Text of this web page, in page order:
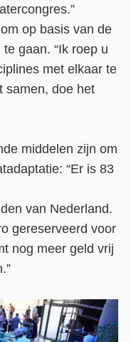
”
op basis van de
gaan. “Ik roep u
met elkaar te
samen, doe het
middelen zijn om
“Er is 83
van Nederland.
gereserveerd voor
nog meer geld vrij
”